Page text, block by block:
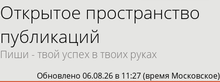
Открытое пространство
публикаций
Пиши - твой успех в твоих руках
Обновлено 06.08.26 в 11:27 (время Московское)